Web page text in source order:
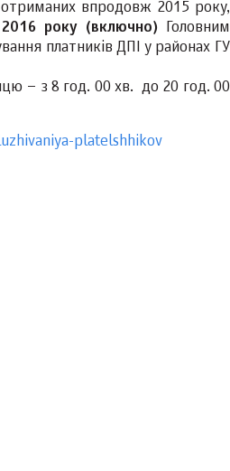
отриманих впродовж 2015 року,
року (включно)
Головним
платників ДПІ у районах ГУ
– з 8 год. 00 хв. до 20 год. 00
platelshhikov